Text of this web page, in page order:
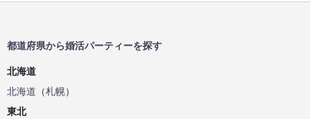
都道府県から婚活パーティーを探す
北海道
北海道 （札幌）
東北